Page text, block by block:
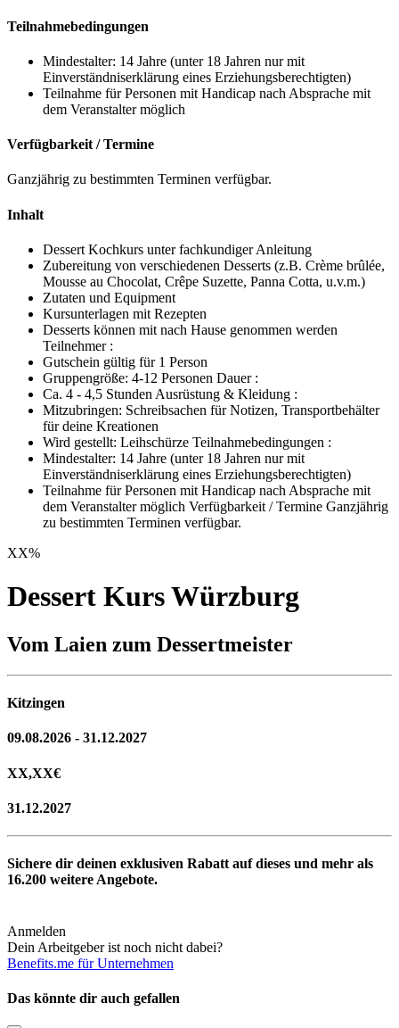
Teilnahmebedingungen
Mindestalter: 14 Jahre (unter 18 Jahren nur mit
Einverständniserklärung eines Erziehungsberechtigten)
Teilnahme für Personen mit Handicap nach Absprache mit
dem Veranstalter möglich
Verfügbarkeit / Termine
Ganzjährig zu bestimmten Terminen verfügbar.
Inhalt
Dessert Kochkurs unter fachkundiger Anleitung
Zubereitung von verschiedenen Desserts (z.B. Crème brûlée,
Mousse au Chocolat, Crêpe Suzette, Panna Cotta, u.v.m.)
Zutaten und Equipment
Kursunterlagen mit Rezepten
Desserts können mit nach Hause genommen werden
Teilnehmer :
Gutschein gültig für 1 Person
Gruppengröße: 4-12 Personen Dauer :
Ca. 4 - 4,5 Stunden Ausrüstung & Kleidung :
Mitzubringen: Schreibsachen für Notizen, Transportbehälter
für deine Kreationen
Wird gestellt: Leihschürze Teilnahmebedingungen :
Mindestalter: 14 Jahre (unter 18 Jahren nur mit
Einverständniserklärung eines Erziehungsberechtigten)
Teilnahme für Personen mit Handicap nach Absprache mit
dem Veranstalter möglich Verfügbarkeit / Termine Ganzjährig
zu bestimmten Terminen verfügbar.
XX%
Dessert Kurs Würzburg
Vom Laien zum Dessertmeister
Kitzingen
09.08.2026 - 31.12.2027
XX,XX€
31.12.2027
Sichere dir deinen exklusiven Rabatt auf dieses und mehr als
16.200 weitere Angebote.
Anmelden
Dein Arbeitgeber ist noch nicht dabei?
Benefits.me für Unternehmen
Das könnte dir auch gefallen